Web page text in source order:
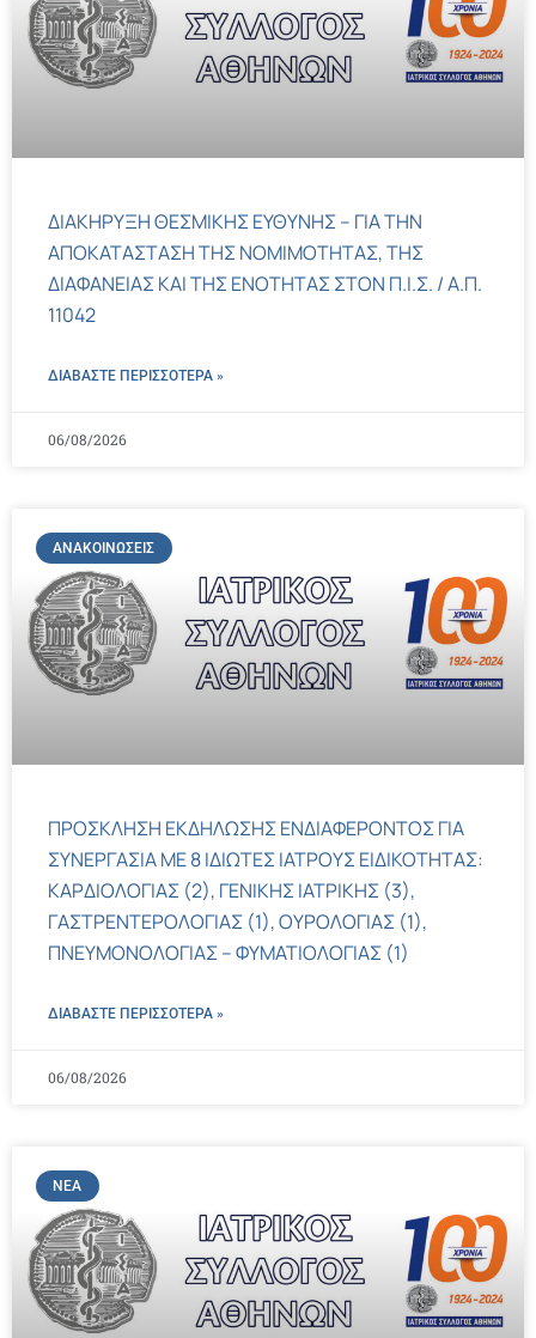
ΔΙΑΚΗΡΥΞΗ ΘΕΣΜΙΚΗΣ ΕΥΘΥΝΗΣ – ΓΙΑ ΤΗΝ
ΑΠΟΚΑΤΑΣΤΑΣΗ ΤΗΣ ΝΟΜΙΜΟΤΗΤΑΣ, ΤΗΣ
ΔΙΑΦΑΝΕΙΑΣ ΚΑΙ ΤΗΣ ΕΝΟΤΗΤΑΣ ΣΤΟΝ Π.Ι.Σ. / Α.Π.
11042
ΔΙΑΒΑΣΤΕ ΠΕΡΙΣΣΌΤΕΡΑ »
06/08/2026
ΑΝΑΚΟΙΝΏΣΕΙΣ
ΠΡΟΣΚΛΗΣΗ ΕΚΔΗΛΩΣΗΣ ΕΝΔΙΑΦΕΡΟΝΤΟΣ ΓΙΑ
ΣΥΝΕΡΓΑΣΙΑ ΜΕ 8 ΙΔΙΩΤΕΣ ΙΑΤΡΟΥΣ ΕΙΔΙΚΟΤΗΤΑΣ:
ΚΑΡΔΙΟΛΟΓΙΑΣ (2), ΓΕΝΙΚΗΣ ΙΑΤΡΙΚΗΣ (3),
ΓΑΣΤΡΕΝΤΕΡΟΛΟΓΙΑΣ (1), ΟΥΡΟΛΟΓΙΑΣ (1),
ΠΝΕΥΜΟΝΟΛΟΓΙΑΣ – ΦΥΜΑΤΙΟΛΟΓΙΑΣ (1)
ΔΙΑΒΑΣΤΕ ΠΕΡΙΣΣΌΤΕΡΑ »
06/08/2026
ΝΈΑ